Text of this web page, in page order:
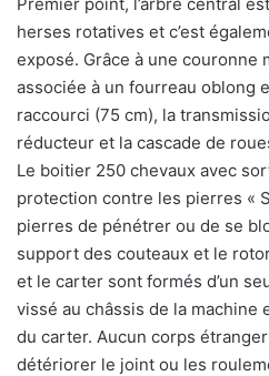
herses rotatives et c’est
exposé. Grâce à une couronne
associée à un fourreau oblong
raccourci (75 cm), la
réducteur et la cascade de
Le boitier 250 chevaux avec
protection contre les pierres «
pierres de pénétrer ou de se
support des couteaux et le
et le carter sont formés d’un
vissé au châssis de la machine
du carter. Aucun corps
détériorer le joint ou les